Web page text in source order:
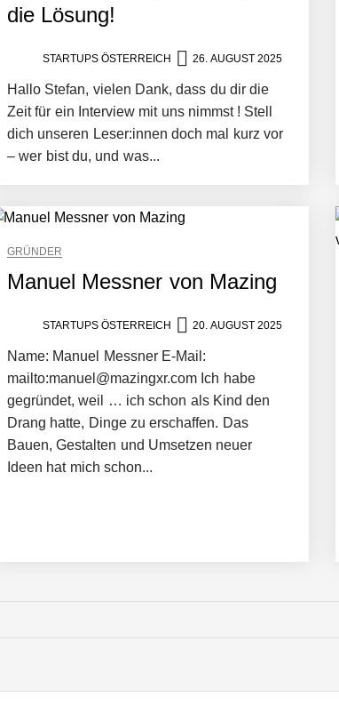
die Lösung!
STARTUPS ÖSTERREICH 26. AUGUST 2025
Hallo Stefan, vielen Dank, dass du dir die
Zeit für ein Interview mit uns nimmst ! Stell
dich unseren Leser:innen doch mal kurz vor
– wer bist du, und was...
GRÜNDER
Manuel Messner von Mazing
STARTUPS ÖSTERREICH 20. AUGUST 2025
Name: Manuel Messner E-Mail:
mailto:manuel@mazingxr.com Ich habe
gegründet, weil … ich schon als Kind den
Drang hatte, Dinge zu erschaffen. Das
Bauen, Gestalten und Umsetzen neuer
Ideen hat mich schon...
hat die Lösung!
visuelle Symphonie
ist die Unterstützung für Unternehmen – von